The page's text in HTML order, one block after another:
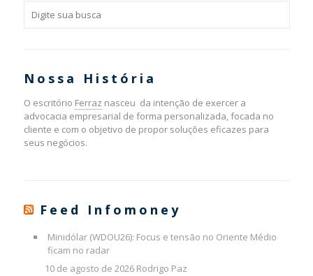
Nossa História
O escritório Ferraz nasceu da intenção de exercer a
advocacia empresarial de forma personalizada, focada no
cliente e com o objetivo de propor soluções eficazes para
seus negócios.
Feed Infomoney
Minidólar (WDOU26): Focus e tensão no Oriente Médio
ficam no radar
10 de agosto de 2026 Rodrigo Paz